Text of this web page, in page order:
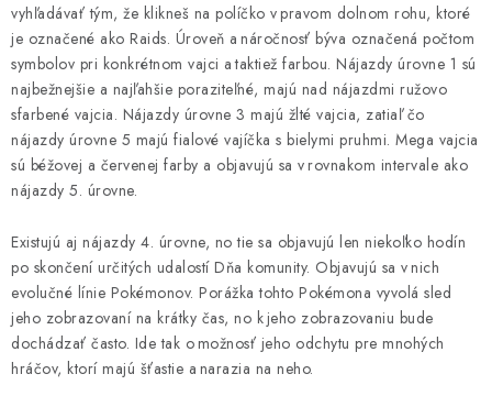
vyhľadávať tým, že klikneš na políčko v pravom dolnom rohu, ktoré
je označené ako Raids. Úroveň a náročnosť býva označená počtom
symbolov pri konkrétnom vajci a taktiež farbou. Nájazdy úrovne 1 sú
najbežnejšie a najľahšie poraziteľné, majú nad nájazdmi ružovo
sfarbené vajcia. Nájazdy úrovne 3 majú žlté vajcia, zatiaľ čo
nájazdy úrovne 5 majú fialové vajíčka s bielymi pruhmi. Mega vajcia
sú béžovej a červenej farby a objavujú sa v rovnakom intervale ako
nájazdy 5. úrovne.
Existujú aj nájazdy 4. úrovne, no tie sa objavujú len niekoľko hodín
po skončení určitých udalostí Dňa komunity. Objavujú sa v nich
evolučné línie Pokémonov. Porážka tohto Pokémona vyvolá sled
jeho zobrazovaní na krátky čas, no k jeho zobrazovaniu bude
dochádzať často. Ide tak o možnosť jeho odchytu pre mnohých
hráčov, ktorí majú šťastie a narazia na neho.